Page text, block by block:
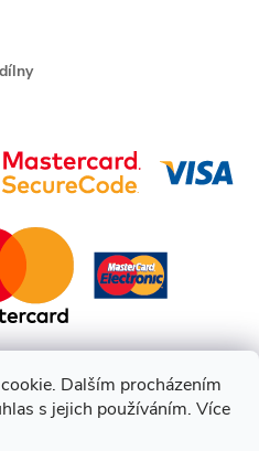
Dalším procházením
s jejich používáním. Více